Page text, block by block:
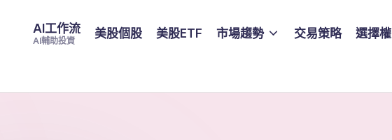
AI工作流
AI輔助投資
美股個股 美股ETF 市場趨勢 交易策略 選擇權